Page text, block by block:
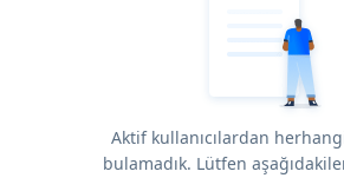
Aktif kullanıcılardan
bulamadık. Lütfen